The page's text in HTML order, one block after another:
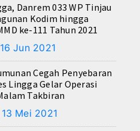
Danrem 033 WP Tinjau
Kodim hingga
ke-111 Tahun 2021
Jun 2021
Cegah Penyebaran
Lingga Gelar Operasi
Takbiran
Mei 2021